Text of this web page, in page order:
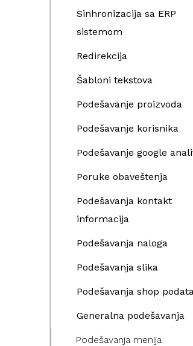
Sinhronizacija sa ERP
sistemom
Redirekcija
Šabloni tekstova
Podešavanje proizvoda
Podešavanje korisnika
Podešavanje google
Poruke obaveštenja
Podešavanja kontakt
informacija
Podešavanja naloga
Podešavanja slika
Podešavanja shop
Generalna podešavanja
Podešavanja menija